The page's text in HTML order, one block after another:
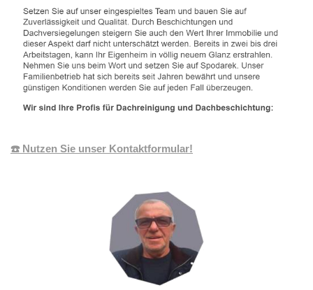
☎️ Nutzen Sie unser Kontaktformular!